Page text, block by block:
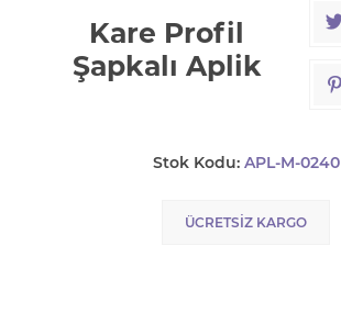
Kare Profil
Şapkalı Aplik
Stok Kodu: APL-M-0240
ÜCRETSIZ KARGO